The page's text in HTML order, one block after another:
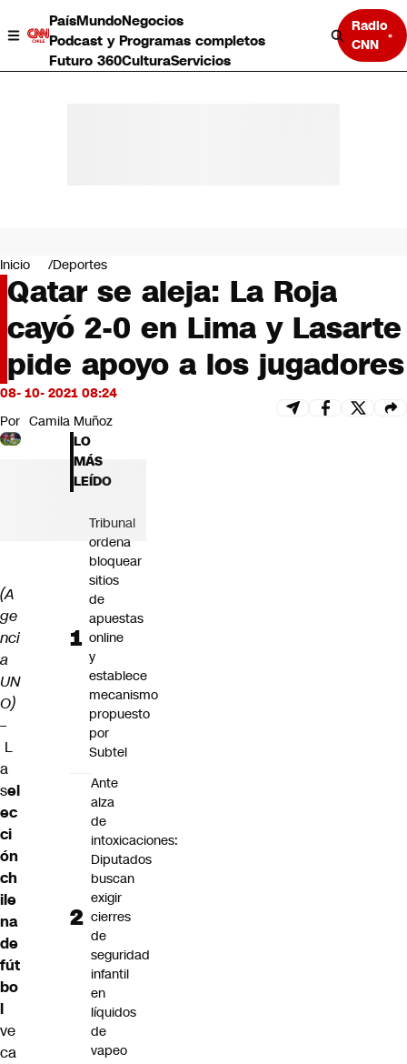
PaísMundoNegocios
Podcast y Programas completos
Futuro 360CulturaServicios
Radio
CNN
Negocios
Deportes
Programas completos
Cultura
Servicios
Bits
CNN tiempo
Futuro 360
Opinión
Inicio Deportes
Qatar se aleja: La Roja
cayó 2-0 en Lima y Lasarte
pide apoyo a los jugadores
08- 10- 2021 08:24
Por Camila Muñoz
(A
ge
nci
a
UN
O)
–
L
a
sel
ec
ci
ón
ch
ile
na
de
fút
bo
l
ve
ca
LO
MÁS
LEÍDO
Tribunal
ordena
bloquear
sitios
de
apuestas
online
y
establece
mecanismo
propuesto
por
Subtel
Ante
alza
de
intoxicaciones:
Diputados
buscan
exigir
cierres
de
seguridad
infantil
en
líquidos
de
vapeo